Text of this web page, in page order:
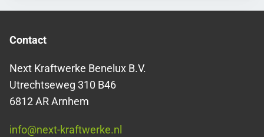
Contact
Next Kraftwerke Benelux B.V.
Utrechtseweg 310 B46
6812 AR Arnhem
info@next-kraftwerke.nl